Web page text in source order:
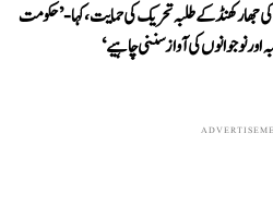
جھارکھنڈ کے طلبہ تحریک کی حمایت، کہا- ’حکومت
اور نوجوانوں کی آواز سننی چاہیے‘